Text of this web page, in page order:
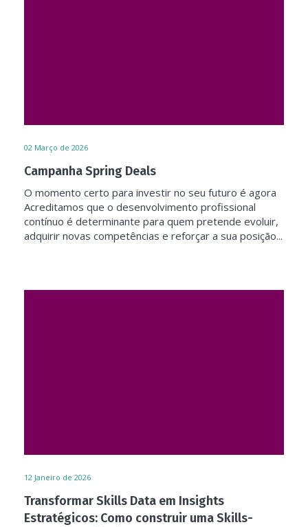
02 Março de 2026
Campanha Spring Deals
O momento certo para investir no seu futuro é agora
Acreditamos que o desenvolvimento profissional
contínuo é determinante para quem pretende evoluir,
adquirir novas competências e reforçar a sua posição...
12 Janeiro de 2026
Transformar Skills Data em Insights
Estratégicos: Como construir uma Skills-